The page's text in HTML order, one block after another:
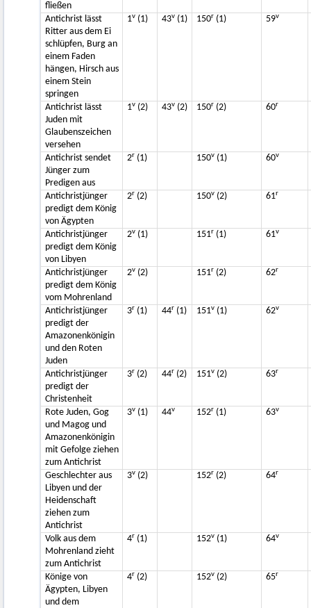
fließen
Antichrist lässt
Ritter aus dem Ei
schlüpfen, Burg an
einem Faden
hängen, Hirsch aus
einem Stein
springen
1v(1) 43v(1) 150r (1) 59v
Antichrist lässt
Juden mit
Glaubenszeichen
versehen
1v(2) 43v(2) 150r (2) 60r
Antichrist sendet
Jünger zum
Predigen aus
2r (1) 150v(1) 60v
Antichristjünger
predigt dem König
von Ägypten
2r (2) 150v(2) 61r
Antichristjünger
predigt dem König
von Libyen
2v(1) 151r (1) 61v
Antichristjünger
predigt dem König
vom Mohrenland
2v(2) 151r (2) 62r
Antichristjünger
predigt der
Amazonenkönigin
und den Roten
Juden
3r (1) 44r (1) 151v(1) 62v
Antichristjünger
predigt der
Christenheit
3r (2) 44r (2) 151v(2) 63r
Rote Juden, Gog
und Magog und
Amazonenkönigin
mit Gefolge ziehen
zum Antichrist
3v(1) 44v 152r (1) 63v
Geschlechter aus
Libyen und der
Heidenschaft
ziehen zum
Antichrist
3v(2) 152r (2) 64r
Volk aus dem
Mohrenland zieht
zum Antichrist
4r (1) 152v(1) 64v
Könige von
Ägypten, Libyen
und dem
4r (2) 152v(2) 65r